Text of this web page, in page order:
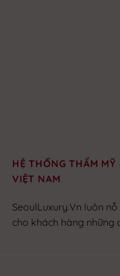
HỆ THỐNG THẨM
VIỆT NAM
SeoulLuxury.Vn luôn
cho khách hàng những